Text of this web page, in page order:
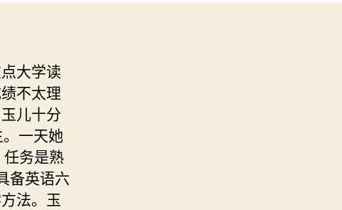
大学读
不太理
儿十分
一天她
任务是熟
备英语六
法。玉